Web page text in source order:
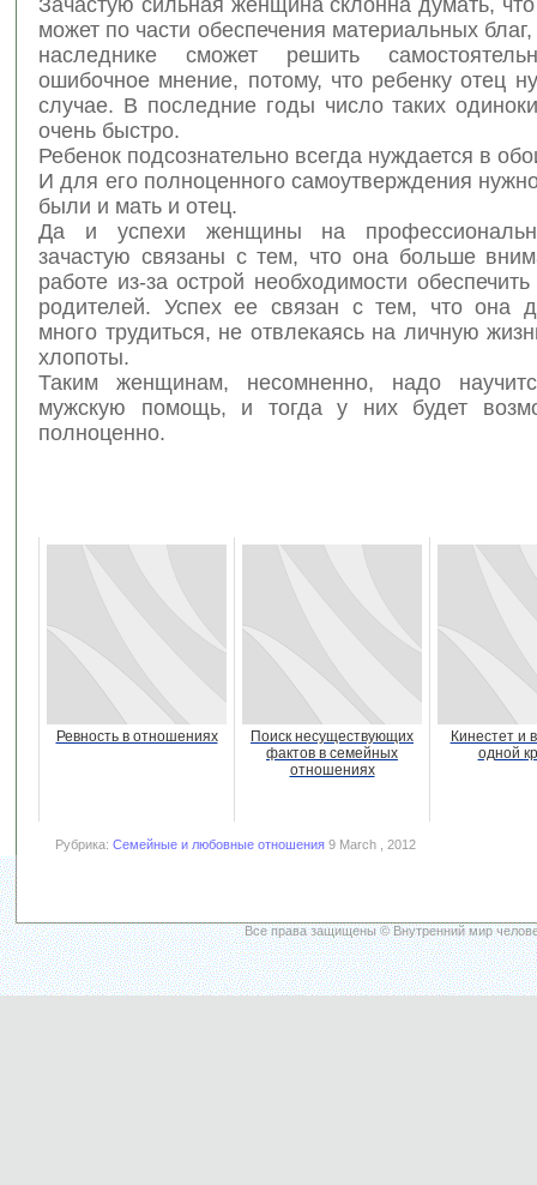
может по части обеспечения материальных
наследнике сможет решить
ошибочное мнение, потому, что ребенку отец
случае. В последние годы число таких
очень быстро.
Ребенок подсознательно всегда нуждается в
И для его полноценного самоутверждения
были и мать и отец.
Да и успехи женщины на
зачастую связаны с тем, что она больше
работе из-за острой необходимости
родителей. Успех ее связан с тем, что она
много трудиться, не отвлекаясь на личную
хлопоты.
Таким женщинам, несомненно, надо
мужскую помощь, и тогда у них будет
полноценно.
Ревность в отношениях
Поиск несуществующих
фактов в семейных
отношениях
Кинестет и
одной
Рубрика: Семейные и любовные отношения 9 March , 2012
Все права защищены © Внутренний мир